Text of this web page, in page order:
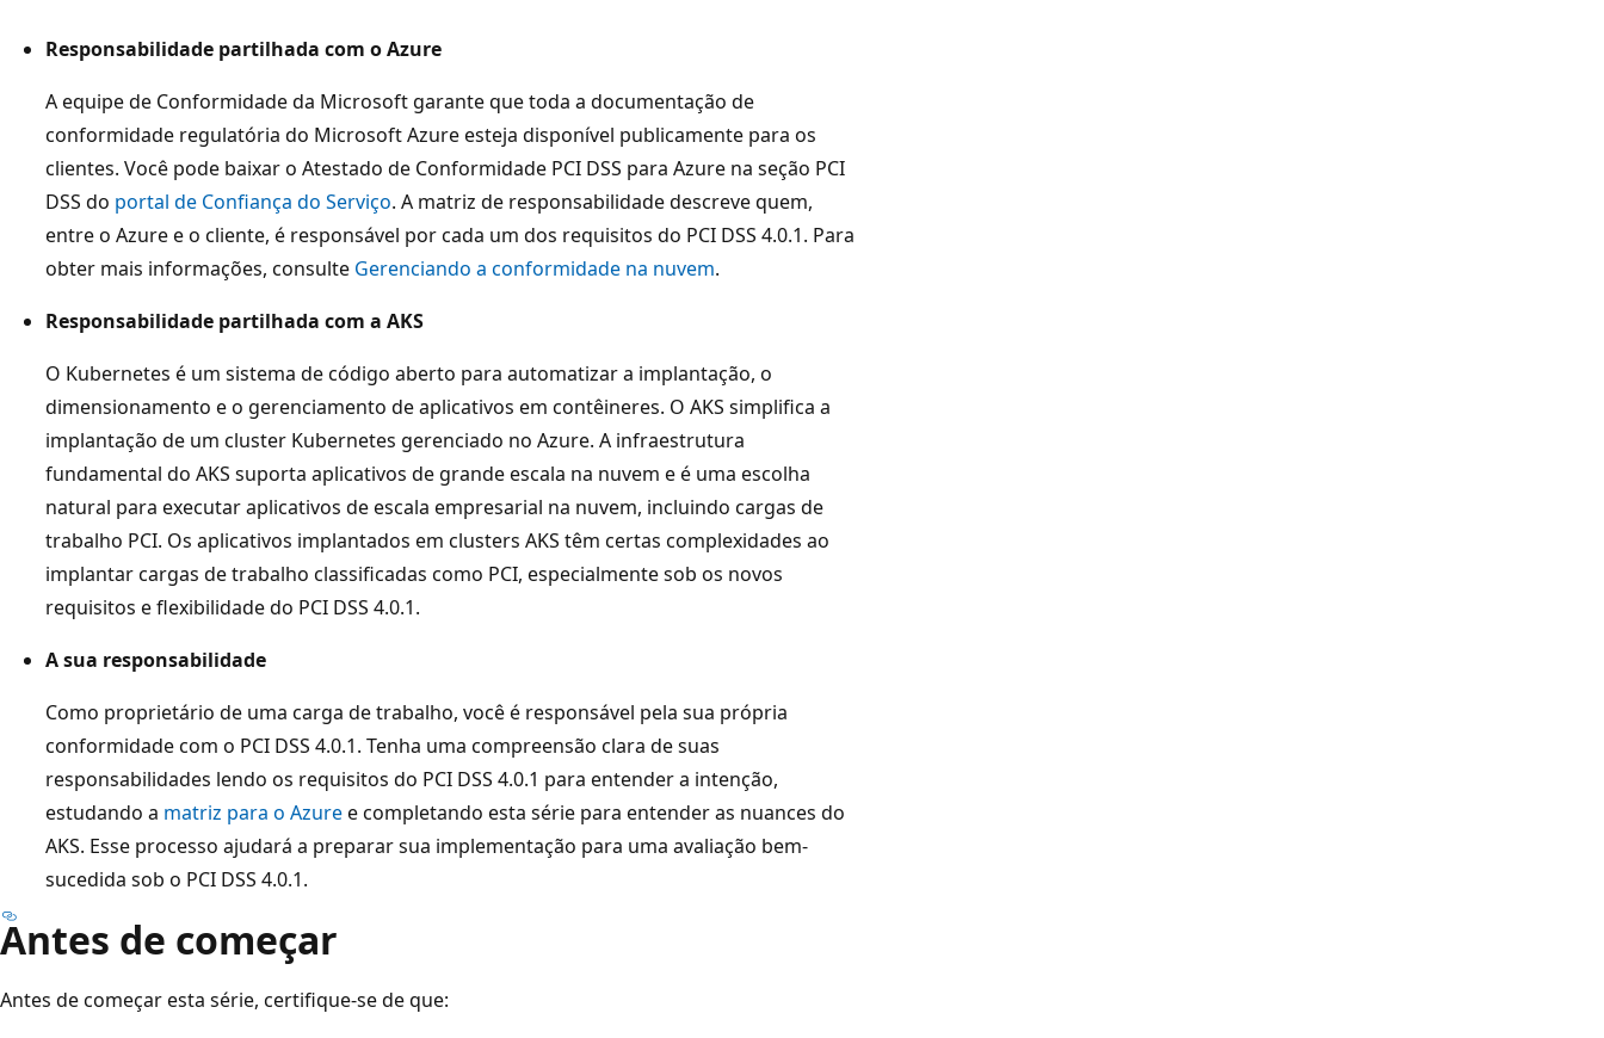
Responsabilidade partilhada com o Azure
A equipe de Conformidade da Microsoft garante que toda a documentação de
conformidade regulatória do Microsoft Azure esteja disponível publicamente para os
clientes. Você pode baixar o Atestado de Conformidade PCI DSS para Azure na seção PCI
DSS do portal de Confiança do Serviço. A matriz de responsabilidade descreve quem,
entre o Azure e o cliente, é responsável por cada um dos requisitos do PCI DSS 4.0.1. Para
obter mais informações, consulte Gerenciando a conformidade na nuvem.
Responsabilidade partilhada com a AKS
O Kubernetes é um sistema de código aberto para automatizar a implantação, o
dimensionamento e o gerenciamento de aplicativos em contêineres. O AKS simplifica a
implantação de um cluster Kubernetes gerenciado no Azure. A infraestrutura
fundamental do AKS suporta aplicativos de grande escala na nuvem e é uma escolha
natural para executar aplicativos de escala empresarial na nuvem, incluindo cargas de
trabalho PCI. Os aplicativos implantados em clusters AKS têm certas complexidades ao
implantar cargas de trabalho classificadas como PCI, especialmente sob os novos
requisitos e flexibilidade do PCI DSS 4.0.1.
A sua responsabilidade
Como proprietário de uma carga de trabalho, você é responsável pela sua própria
conformidade com o PCI DSS 4.0.1. Tenha uma compreensão clara de suas
responsabilidades lendo os requisitos do PCI DSS 4.0.1 para entender a intenção,
estudando a matriz para o Azuree completando esta série para entender as nuances do
AKS. Esse processo ajudará a preparar sua implementação para uma avaliação bem-
sucedida sob o PCI DSS 4.0.1.
Antes de começar
Antes de começar esta série, certifique-se de que: